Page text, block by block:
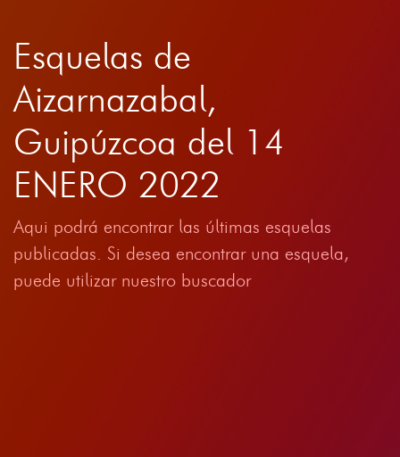
Esquelas de
Aizarnazabal,
Guipúzcoa del 14
ENERO 2022
Aqui podrá encontrar las últimas esquelas
publicadas. Si desea encontrar una esquela,
puede utilizar nuestro buscador